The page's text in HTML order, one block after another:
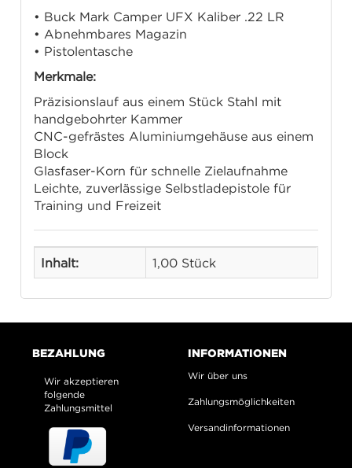
• Buck Mark Camper UFX Kaliber .22 LR
• Abnehmbares Magazin
• Pistolentasche
Merkmale:
Präzisionslauf aus einem Stück Stahl mit
handgebohrter Kammer
CNC-gefrästes Aluminiumgehäuse aus einem
Block
Glasfaser-Korn für schnelle Zielaufnahme
Leichte, zuverlässige Selbstladepistole für
Training und Freizeit
Inhalt: 1,00 Stück
BEZAHLUNG
Wir akzeptieren
folgende
Zahlungsmittel
INFORMATIONEN
Wir über uns
Zahlungsmöglichkeiten
Versandinformationen